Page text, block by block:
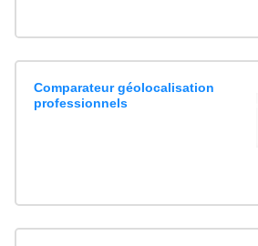
Comparateur géolocalisation
professionnels